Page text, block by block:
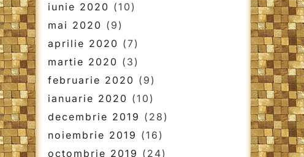
iunie 2020 (10)
mai 2020 (9)
aprilie 2020 (7)
martie 2020 (3)
februarie 2020 (9)
ianuarie 2020 (10)
decembrie 2019 (28)
noiembrie 2019 (16)
octombrie 2019 (24)